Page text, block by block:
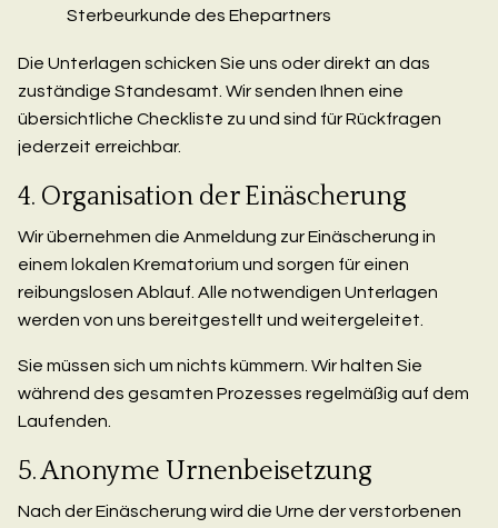
Sterbeurkunde des Ehepartners
Die Unterlagen schicken Sie uns oder direkt an das
zuständige Standesamt. Wir senden Ihnen eine
übersichtliche Checkliste zu und sind für Rückfragen
jederzeit erreichbar.
4. Organisation der Einäscherung
Wir übernehmen die Anmeldung zur Einäscherung in
einem lokalen Krematorium und sorgen für einen
reibungslosen Ablauf. Alle notwendigen Unterlagen
werden von uns bereitgestellt und weitergeleitet.
Sie müssen sich um nichts kümmern. Wir halten Sie
während des gesamten Prozesses regelmäßig auf dem
Laufenden.
5. Anonyme Urnenbeisetzung
Nach der Einäscherung wird die Urne der verstorbenen